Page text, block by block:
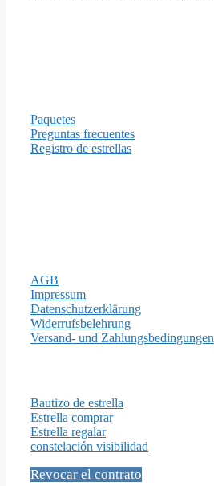
Paquetes
Preguntas frecuentes
Registro de estrellas
AGB
Impressum
Datenschutzerklärung
Widerrufsbelehrung
Versand- und Zahlungsbedingungen
Bautizo de estrella
Estrella comprar
Estrella regalar
constelación visibilidad
Revocar el contrato